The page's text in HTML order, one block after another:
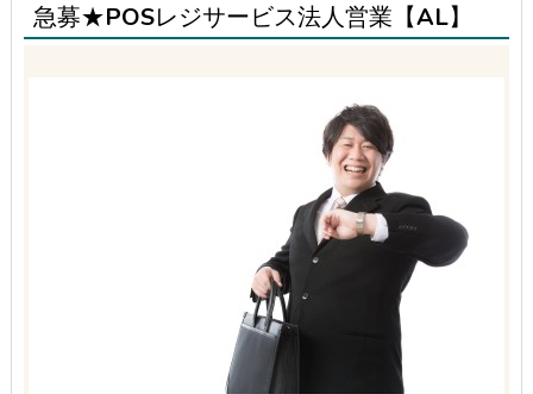
急募★POSレジサービス法人営業【AL】